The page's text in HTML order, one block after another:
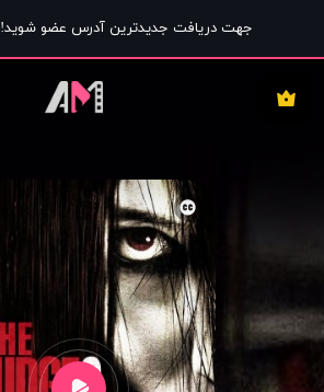
جهت دریافت جدیدترین آدرس عضو شوید!